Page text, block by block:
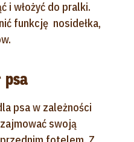
i włożyć do pralki.
funkcję nosidełka,
psa w zależności
swoją